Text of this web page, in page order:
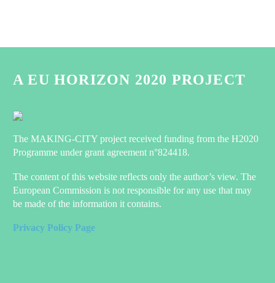
A EU HORIZON 2020 PROJECT
The MAKING-CITY project received funding from the H2020
Programme under grant agreement n°824418.
The content of this website reflects only the author’s view. The
European Commission is not responsible for any use that may
be made of the information it contains.
Privacy Policy Page